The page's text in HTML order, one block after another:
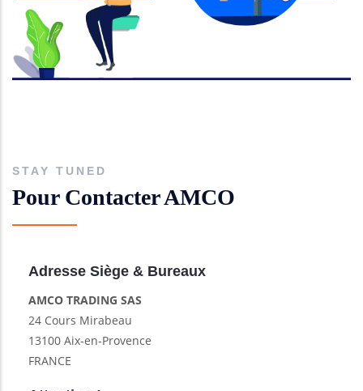
STAY TUNED
Pour Contacter AMCO
Adresse Siège & Bureaux
AMCO TRADING SAS
24 Cours Mirabeau
13100 Aix-en-Provence
FRANCE